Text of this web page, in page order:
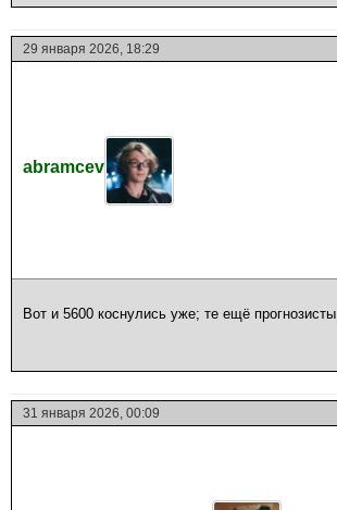
29 января 2026, 18:29
abramcev
Вот и 5600 коснулись уже; те ещё прогнозисты
31 января 2026, 00:09